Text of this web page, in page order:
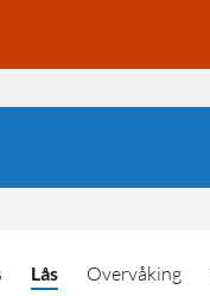
Lås Overvåking